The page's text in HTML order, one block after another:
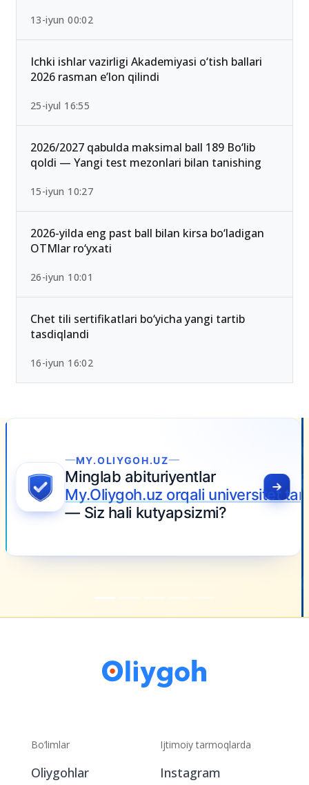
13-iyun 00:02
Ichki ishlar vazirligi Akademiyasi o‘tish ballari
2026 rasman e’lon qilindi
25-iyul 16:55
2026/2027 qabulda maksimal ball 189 Bo‘lib
qoldi — Yangi test mezonlari bilan tanishing
15-iyun 10:27
2026-yilda eng past ball bilan kirsa bo‘ladigan
OTMlar ro‘yxati
26-iyun 10:01
Chet tili sertifikatlari bo‘yicha yangi tartib
tasdiqlandi
16-iyun 16:02
Bo‘limlar
Oliygohlar
Ijtimoiy tarmoqlarda
Instagram